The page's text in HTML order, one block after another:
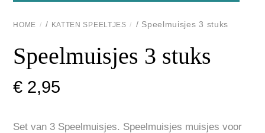
HOME / KATTEN SPEELTJES / Speelmuisjes 3 stuks
Speelmuisjes 3 stuks
€ 2,95
Set van 3 Speelmuisjes. Speelmuisjes muisjes voor